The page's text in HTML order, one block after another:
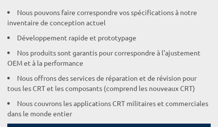
Nous pouvons faire correspondre vos spécifications à notre
inventaire de conception actuel
Développement rapide et prototypage
Nos produits sont garantis pour correspondre à l'ajustement
OEM et à la performance
Nous offrons des services de réparation et de révision pour
tous les CRT et les composants (comprend les nouveaux CRT)
Nous couvrons les applications CRT militaires et commerciales
dans le monde entier